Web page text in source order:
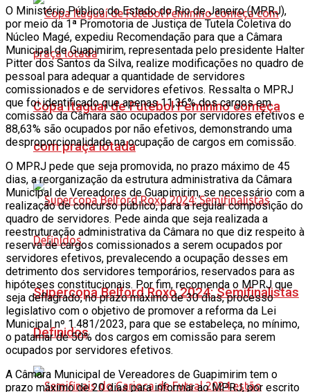
Copa Itaguaí de Futebol Feminino começa
com praça lotada
Supercopa Belford Roxo 2024: Semifinalistas
Definidos
O Ministério Público do Estado do Rio de Janeiro (MPRJ),
por meio da 1ª Promotoria de Justiça de Tutela Coletiva do
Núcleo Magé, expediu Recomendação para que a Câmara
Municipal de Guapimirim, representada pelo presidente Halter
Pitter dos Santos da Silva, realize modificações no quadro de
pessoal para adequar a quantidade de servidores
comissionados e de servidores efetivos. Ressalta o MPRJ
que foi identificado que apenas 11,36% dos cargos em
comissão da Câmara são ocupados por servidores efetivos e
88,63% são ocupados por não efetivos, demonstrando uma
desproporcionalidade na ocupação de cargos em comissão.
O MPRJ pede que seja promovida, no prazo máximo de 45
dias, a reorganização da estrutura administrativa da Câmara
Municipal de Vereadores de Guapimirim, se necessário com a
realização de concurso público, para a regular composição do
quadro de servidores. Pede ainda que seja realizada a
reestruturação administrativa da Câmara no que diz respeito à
reserva de cargos comissionados a serem ocupados por
servidores efetivos, prevalecendo a ocupação desses em
detrimento dos servidores temporários, reservados para as
hipóteses constitucionais. Por fim, recomenda o MPRJ que
seja deflagrado, no prazo máximo de 30 dias, processo
legislativo com o objetivo de promover a reforma da Lei
Municipal nº 1.481/2023, para que se estabeleça, no mínimo,
o patamar de 50% dos cargos em comissão para serem
ocupados por servidores efetivos.
A Câmara Municipal de Vereadores de Guapimirim tem o
prazo máximo de 20 dias para informar ao MPRJ, por escrito